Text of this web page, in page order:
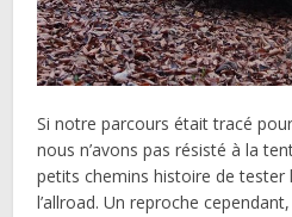
Si notre parcours était tracé
nous n’avons pas résisté à la
petits chemins histoire de tester
l’allroad. Un reproche